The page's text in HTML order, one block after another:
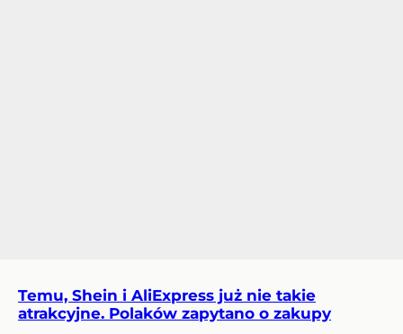
Temu, Shein i AliExpress już nie takie
atrakcyjne. Polaków zapytano o zakupy